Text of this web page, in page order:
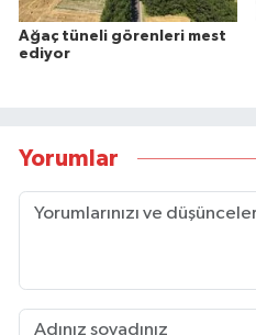
Ağaç tüneli görenleri mest
ediyor
Yorumlar